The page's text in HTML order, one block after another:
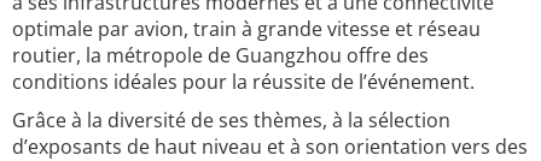
optimale par avion, train à grande vitesse et réseau
routier, la métropole de Guangzhou offre des
conditions idéales pour la réussite de l’événement.
Grâce à la diversité de ses thèmes, à la sélection
d’exposants de haut niveau et à son orientation vers des